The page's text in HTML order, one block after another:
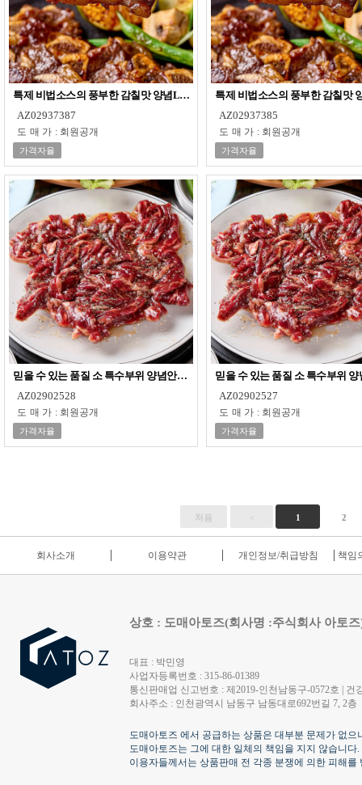
특제 비법소스의 풍부한 감칠맛 양념LA한입갈비 800g x 2팩
AZ02937387
도매가 : 회원공개
가격자율
특제 비법소스의 풍부한 감칠맛
AZ02937385
도매가 : 회원공개
가격자율
믿을 수 있는 품질 소 특수부위 양념안창살 400g 4팩
AZ02902528
도매가 : 회원공개
가격자율
믿을 수 있는 품질 소 특수부위 양
AZ02902527
도매가 : 회원공개
가격자율
처음 < 1 2
회사소개 이용약관 개인정보/취급방침 책임
상호 : 도매아토즈(회사명 :주식회사 아토
대표 : 박민영
사업자등록번호 : 315-86-01389
통신판매업 신고번호 : 제2019-인천남동구-0572호 | 건
회사주소 : 인천광역시 남동구 남동대로692번길 7, 2층
도매아토즈 에서 공급하는 상품은 대부분 문제가 없
도매아토즈는 그에 대한 일체의 책임을 지지 않습니다.
이용자들께서는 상품판매 전 각종 분쟁에 의한 피해